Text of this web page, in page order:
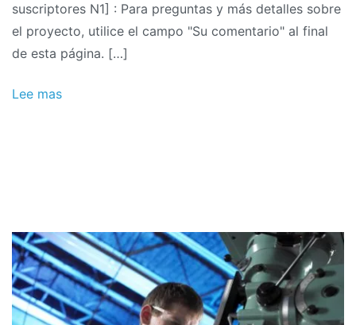
suscriptores N1] : Para preguntas y más detalles sobre
el proyecto, utilice el campo "Su comentario" al final
de esta página. […]
Lee mas